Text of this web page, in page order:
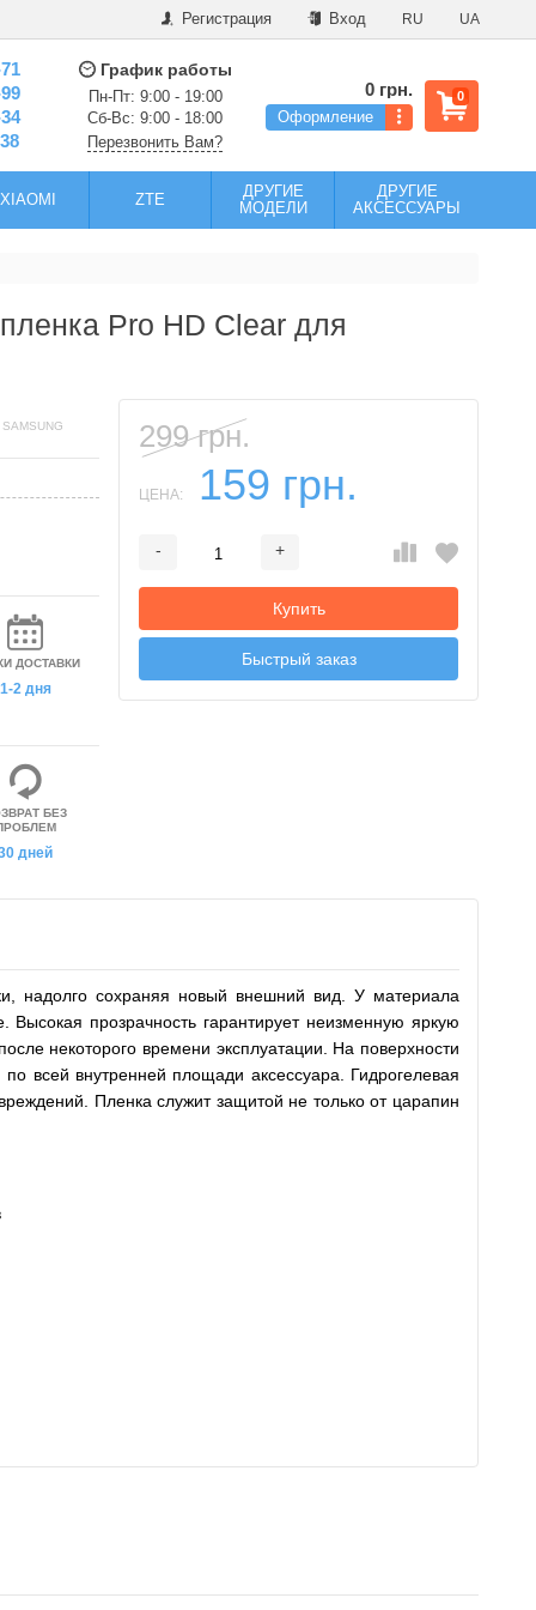
Регистрация Вход RU UA
График работы
Пн-Пт: 9:00 - 19:00
Сб-Вс: 9:00 - 18:00
Перезвонить Вам?
0
0 грн.
Оформление
XIAOMI ZTE
ДРУГИЕ
МОДЕЛИ
ДРУГИЕ
АКСЕССУАРЫ
Pro HD Clear для
299 грн.
ЦЕНА: 159 грн.
- +
Купить
Быстрый заказ
ДОСТАВКИ
1-2 дня
БЕЗ
дней
надолго сохраняя новый внешний вид. У материала
прозрачность гарантирует неизменную яркую
некоторого времени эксплуатации. На поверхности
всей внутренней площади аксессуара. Гидрогелевая
Пленка служит защитой не только от царапин